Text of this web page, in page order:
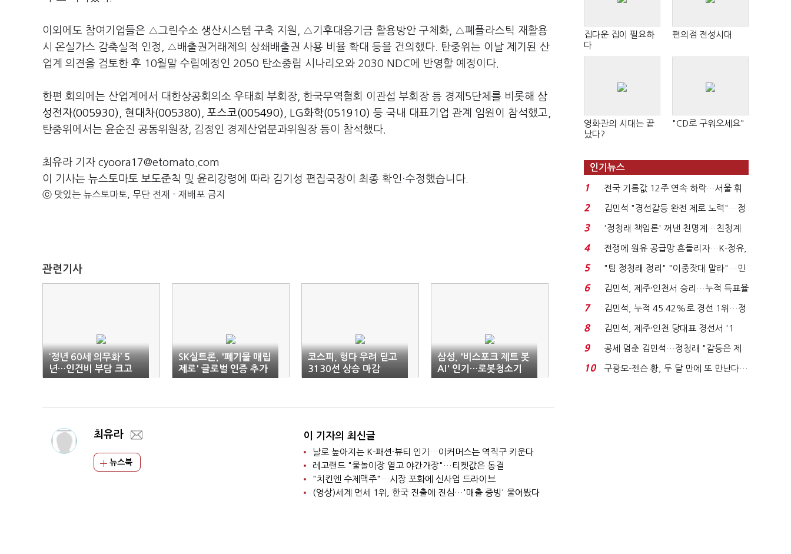
이외에도 참여기업들은 △그린수소 생산시스템 구축 지원, △기후대응기금 활용방안 구체화, △폐플라스틱 재활용
시 온실가스 감축실적 인정, △배출권거래제의 상쇄배출권 사용 비율 확대 등을 건의했다. 탄중위는 이날 제기된 산
업계 의견을 검토한 후 10월말 수립예정인 2050 탄소중립 시나리오와 2030 NDC에 반영할 예정이다.
한편 회의에는 산업계에서 대한상공회의소 우태희 부회장, 한국무역협회 이관섭 부회장 등 경제5단체를 비롯해 삼
성전자(005930)
현대차(005380) 포스코(005490) LG화학(051910) 등 국내 대표기업 관계 임원이 참석했고,
탄중위에서는 윤순진 공동위원장, 김정인 경제산업분과위원장 등이 참석했다.
최유라 기자 cyoora17@etomato.com
이 기사는 뉴스토마토 보도준칙 및 윤리강령에 따라 김기성 편집국장이 최종 확인·수정했습니다.
ⓒ 맛있는 뉴스토마토, 무단 전재 - 재배포 금지
관련기사
‘정년 60세 의무화’ 5
년…인건비 부담 크고
신규채용 어려워
SK실트론, '폐기물 매립
제로' 글로벌 인증 추가
획득
코스피, 헝다 우려 딛고
3130선 상승 마감
삼성, '비스포크 제트 봇
AI' 인기…로봇청소기
매출 4배 증가
최유라
뉴스북
이 기자의 최신글
날로 높아지는 K-패션·뷰티 인기…이커머스는 역직구 키운다
레고랜드 "물놀이장 열고 야간개장"…티켓값은 동결
"치킨엔 수제맥주"…시장 포화에 신사업 드라이브
(영상)세계 면세 1위, 한국 진출에 진심…'매출 증빙' 물어봤다
집다운 집이 필요하
다
편의점 전성시대
영화관의 시대는 끝
났다?
"CD로 구워오세요"
인기뉴스
1
전국 기름값 12주 연속 하락…서울 휘
발윳값 1909원...
2
김민석 "경선갈등 완전 제로 노력"…정
청래 "반명 공세 사...
3
'정청래 책임론' 꺼낸 친명계…친청계
는 추가투표 때리기...
4
전쟁에 원유 공급망 흔들리자…K-정유,
에너지안보 핵심...
5
"팀 정청래 정리" "이중잣대 말라"…민
주 최고위원 계파 다...
6
김민석, 제주·인천서 승리…누적 득표율
'1위 탈환'(종합)...
7
김민석, 누적 45.42%로 경선 1위…정
청래와 격차 0.86%p(...
8
김민석, 제주·인천 당대표 경선서 '1
위'(1보)...
9
공세 멈춘 김민석…정청래 "갈등은 제
가 수습"
10
구광모-젠슨 황, 두 달 만에 또 만난다…